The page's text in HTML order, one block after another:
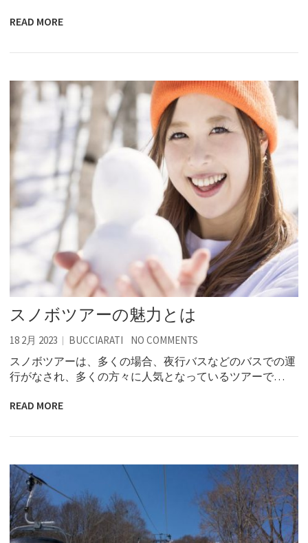
READ MORE
スノボツアーの魅力とは
18 2月 2023 BUCCIARATI NO COMMENTS
スノボツアーは、多くの場合、夜行バスなどのバスでの運
行がなされ、多くの方々に人気となっているツアーで…
READ MORE